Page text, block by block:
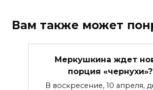
Вам также может
Меркушкина ждет
порция «чернухи»?
В воскресение, 10 апреля,